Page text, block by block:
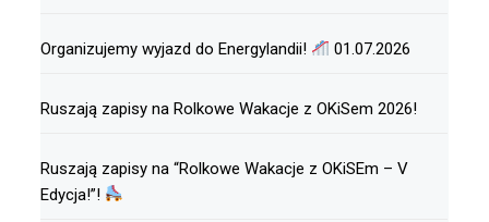
Organizujemy wyjazd do Energylandii! 01.07.2026
Ruszają zapisy na Rolkowe Wakacje z OKiSem 2026!
Ruszają zapisy na “Rolkowe Wakacje z OKiSEm – V
Edycja!”!